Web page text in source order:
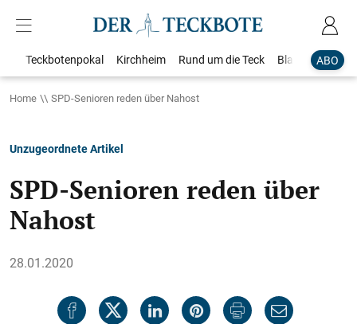
ABO
Teckbotenpokal Kirchheim Rund um die Teck Blaulicht
Home SPD-Senioren reden über Nahost
Unzugeordnete Artikel
SPD-Senioren reden über
Nahost
28.01.2020